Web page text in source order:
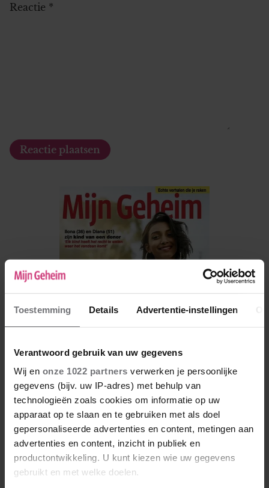
Toestemming Details Advertentie-instellingen
Verantwoord gebruik van uw gegevens
Wij en onze 1022 partners verwerken je persoonlijke
gegevens (bijv. uw IP-adres) met behulp van
technologieën zoals cookies om informatie op uw
apparaat op te slaan en te gebruiken met als doel
gepersonaliseerde advertenties en content, metingen aan
advertenties en content, inzicht in publiek en
productontwikkeling. U kunt kiezen wie uw gegevens
gebruikt en met welke doelen.
Reactie *
De nieuwe Mijn Geheim ligt nu in de winkel
Abonneren
Digitaal lezen
Los kopen